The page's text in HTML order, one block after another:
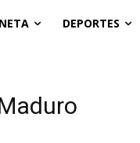
DEPORTES